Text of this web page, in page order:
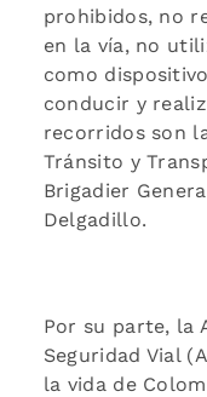
prohibidos, no
en la vía, no
como
conducir y
recorridos son
Tránsito y
Brigadier
Delgadillo.
Por su parte, la
Seguridad Vial
la vida de